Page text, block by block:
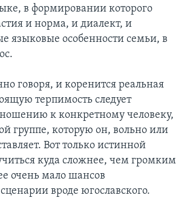
в формировании которого
и норма, и диалект, и
языковые особенности семьи, в
говоря, и коренится реальная
терпимость следует
к конкретному человеку,
группе, которую он, вольно или
Вот только истинной
куда сложнее, чем громким
очень мало шансов
вроде югославского.